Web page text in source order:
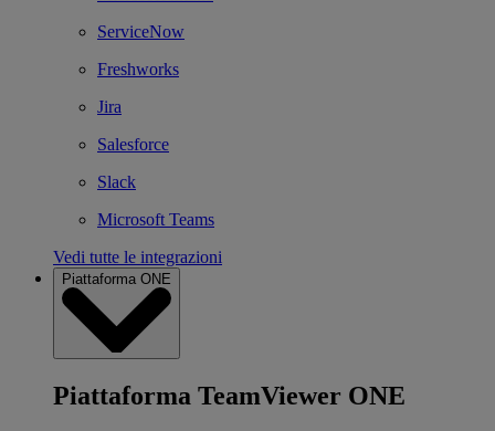
ServiceNow
Freshworks
Jira
Salesforce
Slack
Microsoft Teams
Vedi tutte le integrazioni
Piattaforma ONE
Piattaforma TeamViewer ONE